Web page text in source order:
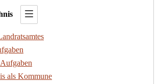
als Kommune